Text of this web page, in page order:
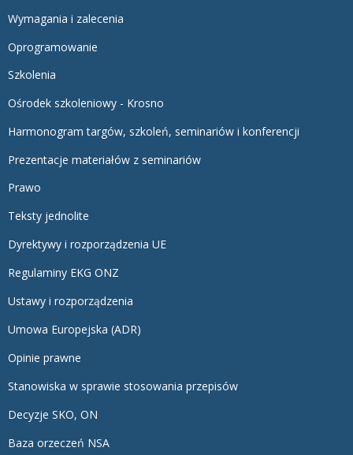
Wymagania i zalecenia
Oprogramowanie
Szkolenia
Ośrodek szkoleniowy - Krosno
Harmonogram targów, szkoleń, seminariów i konferencji
Prezentacje materiałów z seminariów
Prawo
Teksty jednolite
Dyrektywy i rozporządzenia UE
Regulaminy EKG ONZ
Ustawy i rozporządzenia
Umowa Europejska (ADR)
Opinie prawne
Stanowiska w sprawie stosowania przepisów
Decyzje SKO, ON
Baza orzeczeń NSA